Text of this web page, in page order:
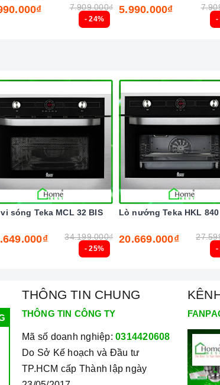
Ảnh minh họa
- 24%
7.909.000₫
-
5.990.000₫
- 25%
sóng Teka MCL 32 BIS
34.199.000₫
-
Lò nướng Teka HKL 840
20.669.000₫
THÔNG TIN CHUNG
THÔNG TIN CÔNG TY
Mã số doanh nghiệp: 0314420608
Do Sở Kế hoạch và Đầu tư
TP.HCM cấp Thành lập ngày